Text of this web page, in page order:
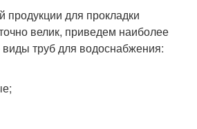
продукции для прокладки
велик, приведем наиболее
труб для водоснабжения: